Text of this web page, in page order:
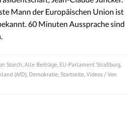
Mann der Europäischen Union ist
60 Minuten Aussprache sind
Storch Alle Beiträge EU-Parlament Straßburg
(AfD) Demokratie Startseite Videos / Von